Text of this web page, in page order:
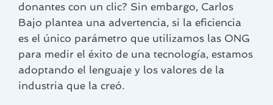
donantes con un clic? Sin embargo, Carlos
Bajo plantea una advertencia, si la eficiencia
es el único parámetro que utilizamos las ONG
para medir el éxito de una tecnología, estamos
adoptando el lenguaje y los valores de la
industria que la creó.